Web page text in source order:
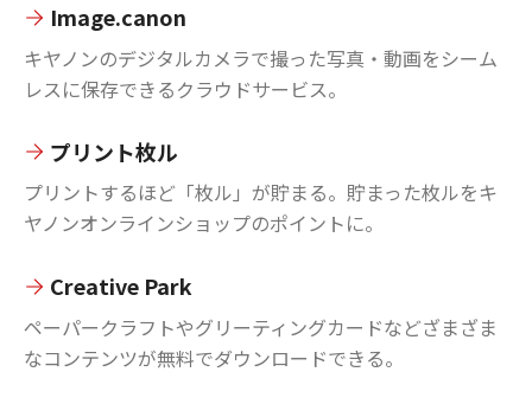
Image.canon
キヤノンのデジタルカメラで撮った写真・動画をシーム
レスに保存できるクラウドサービス。
プリント枚ル
プリントするほど「枚ル」が貯まる。貯まった枚ルをキ
ヤノンオンラインショップのポイントに。
Creative Park
ペーパークラフトやグリーティングカードなどざまざま
なコンテンツが無料でダウンロードできる。